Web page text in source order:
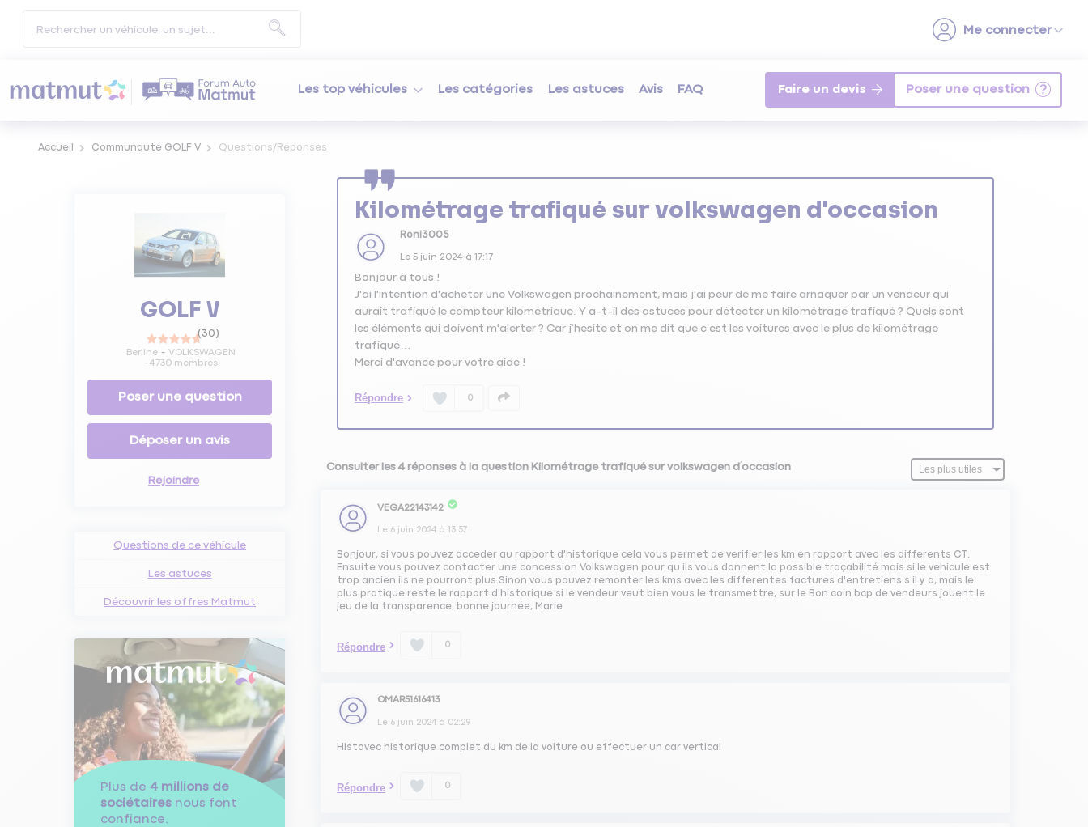
Les top véhicules Les catégories Les astuces Avis FAQ Faire un devis
Accueil Communauté GOLF V Questions/Réponses
GOLF V
(30)
Berline
VOLKSWAGEN
- 4730membres
Poser une question
Déposer un avis
Rejoindre
Questions de ce véhicule
Les astuces
Découvrir les offres Matmut
Plus de 4 millions de
sociétaires nous font
confiance.
Kilométrage trafiqué sur volkswagen d’occasion
Roni3005
Le 5 juin 2024à 17:17
Bonjour à tous !
J'ai l'intention d'acheter une Volkswagen prochainement, mais j'ai peur de me faire arnaquer par un vendeur qui
aurait trafiqué le compteur kilométrique. Y a-t-il des astuces pour détecter un kilométrage trafiqué ? Quels sont
les éléments qui doivent m'alerter ? Car j’hésite et on me dit que c’est les voitures avec le plus de kilométrage
trafiqué…
Répondre 0
Consulter les 4 réponses à la question Kilométrage trafiqué sur volkswagen d’occasion
VEGA22143142
Le 6 juin 2024 à 13:57
Bonjour, si vous pouvez acceder au rapport d'historique cela vous permet de verifier les km en rapport avec les differents CT.
Ensuite vous pouvez contacter une concession Volkswagen pour qu ils vous donnent la possible traçabilité mais si le vehicule est
trop ancien ils ne pourront plus.Sinon vous pouvez remonter les kms avec les differentes factures d'entretiens s il y a, mais le
plus pratique reste le rapport d'historique si le vendeur veut bien vous le transmettre, sur le Bon coin bcp de vendeurs jouent le
jeu de la transparence, bonne journée, Marie
Répondre 0
OMAR51616413
Le 6 juin 2024 à 02:29
Histovec historique complet du km de la voiture ou effectuer un car vertical
Répondre 0